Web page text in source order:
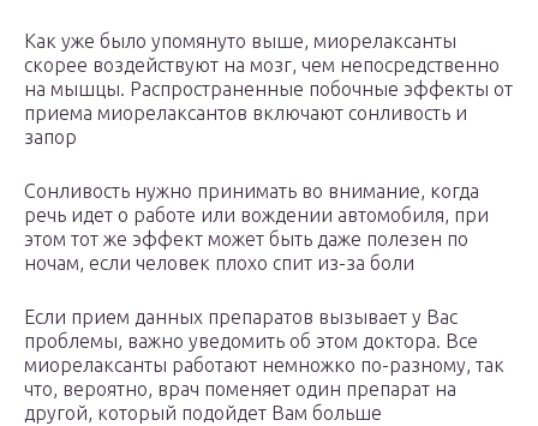
Как уже было упомянуто выше, миорелаксанты
скорее воздействуют на мозг, чем непосредственно
на мышцы. Распространенные побочные эффекты от
приема миорелаксантов включают сонливость и
запор
Сонливость нужно принимать во внимание, когда
речь идет о работе или вождении автомобиля, при
этом тот же эффект может быть даже полезен по
ночам, если человек плохо спит из-за боли
Если прием данных препаратов вызывает у Вас
проблемы, важно уведомить об этом доктора. Все
миорелаксанты работают немножко по-разному, так
что, вероятно, врач поменяет один препарат на
другой, который подойдет Вам больше